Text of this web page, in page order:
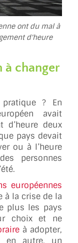
ont du mal à
d'heure
changer
pratique ? En
avait
d’heure deux
pays devait
ou à l’heure
personnes
européennes
à la crise de la
plus les pays
choix et ne
à adopter,
en autre, un